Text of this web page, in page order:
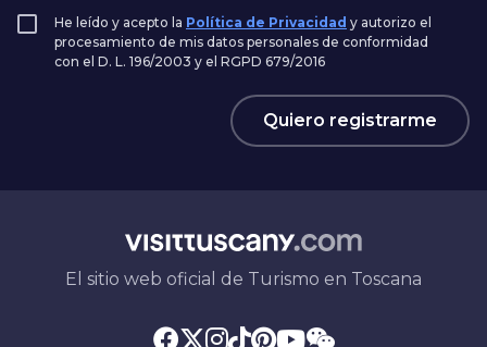
He leído y acepto la Política de Privacidad y autorizo el
procesamiento de mis datos personales de conformidad
con el D. L. 196/2003 y el RGPD 679/2016
Quiero registrarme
El sitio web oficial de Turismo en Toscana